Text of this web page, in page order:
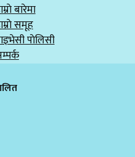
बारेमा
समूह
पाेलिसी